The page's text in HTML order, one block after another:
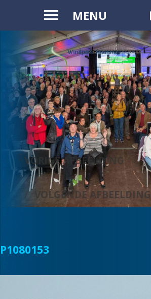
MENU
WAAR WATER
OVERGAAT IN
LAND,
EN LAND
OVERGAAT
IN WATER, IS
RUIMTE.
VORIGE AFBEELDING
VOLGENDE AFBEELDING
P1080153